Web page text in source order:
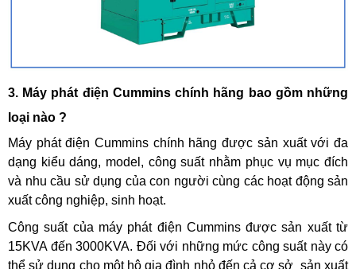
3. Máy phát điện Cummins chính hãng bao gồm những
loại nào ?
Máy phát điện Cummins chính hãng được sản xuất với đa
dạng kiểu dáng, model, công suất nhằm phục vụ mục đích
và nhu cầu sử dụng của con người cùng các hoạt động sản
xuất công nghiệp, sinh hoạt.
Công suất của máy phát điện Cummins được sản xuất từ
15KVA đến 3000KVA. Đối với những mức công suất này có
thể sử dụng cho một hộ gia đình nhỏ đến cả cơ sở sản xuất